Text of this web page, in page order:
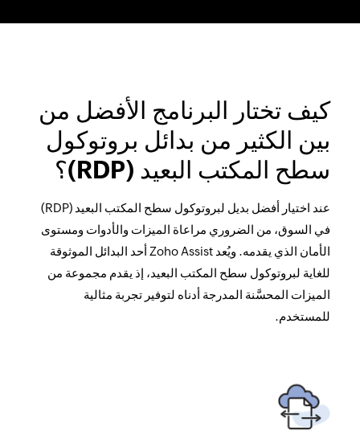
كيف تختار البرنامج الأفضل من
بين الكثير من بدائل بروتوكول
سطح المكتب البعيد (RDP)؟
عند اختيار أفضل بديل لبروتوكول سطح المكتب البعيد (RDP)
في السوق، من الضروري مراعاة الميزات والأدوات ومستوى
الأمان الذي يقدمه. ويُعد Zoho Assist أحد البدائل الموثوقة
للغاية لبروتوكول سطح المكتب البعيد، إذ يقدم مجموعة من
الميزات المحسَّنة المدرجة أدناه لتوفير تجربة مثالية
للمستخدم.